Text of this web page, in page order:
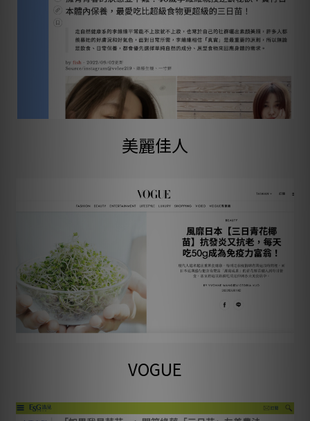
美麗佳人
VOGUE